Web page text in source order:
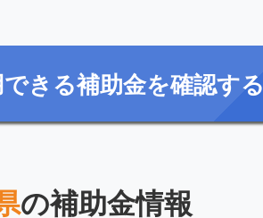
きる補助金を確認す
の補助金情報